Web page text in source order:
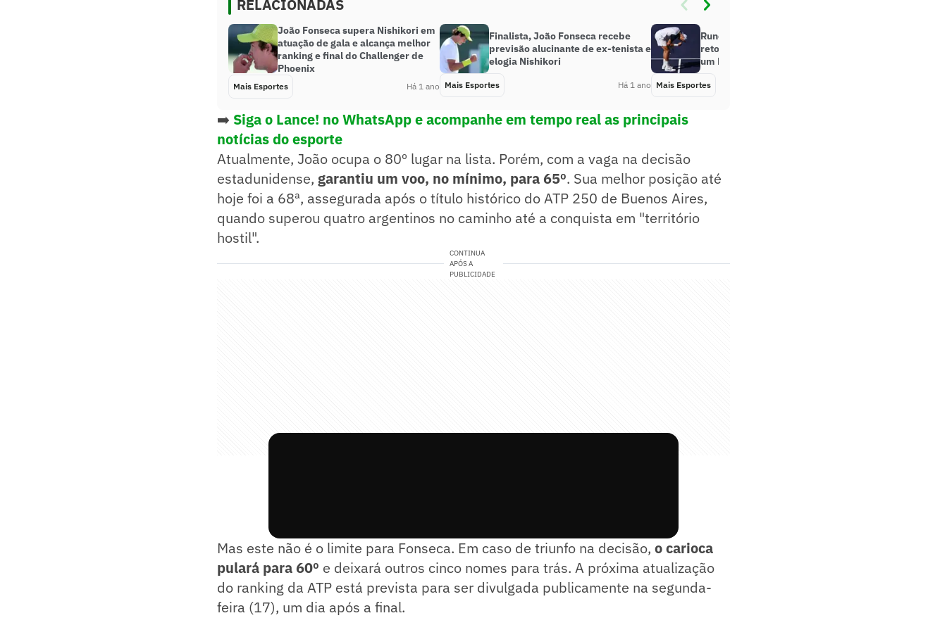
RELACIONADAS
João Fonseca supera Nishikori em
atuação de gala e alcança melhor
ranking e final do Challenger de
Phoenix
Mais Esportes Há 1 ano
Finalista, João Fonseca recebe
previsão alucinante de ex-tenista e
elogia Nishikori
Mais Esportes Há 1 ano
Rune se vinga de Medvedev e
retorna, em Indian Wells, à final de
um Masters
Mais Esportes
➡️ Siga o Lance! no WhatsApp e acompanhe em tempo real as principais
notícias do esporte
Atualmente, João ocupa o 80º lugar na lista. Porém, com a vaga na decisão
estadunidense, garantiu um voo, no mínimo, para 65º. Sua melhor posição até
hoje foi a 68ª, assegurada após o título histórico do ATP 250 de Buenos Aires,
quando superou quatro argentinos no caminho até a conquista em "território
hostil".
CONTINUA
APÓS A
PUBLICIDADE
Mas este não é o limite para Fonseca. Em caso de triunfo na decisão, o carioca
pulará para 60º e deixará outros cinco nomes para trás. A próxima atualização
do ranking da ATP está prevista para ser divulgada publicamente na segunda-
feira (17), um dia após a final.